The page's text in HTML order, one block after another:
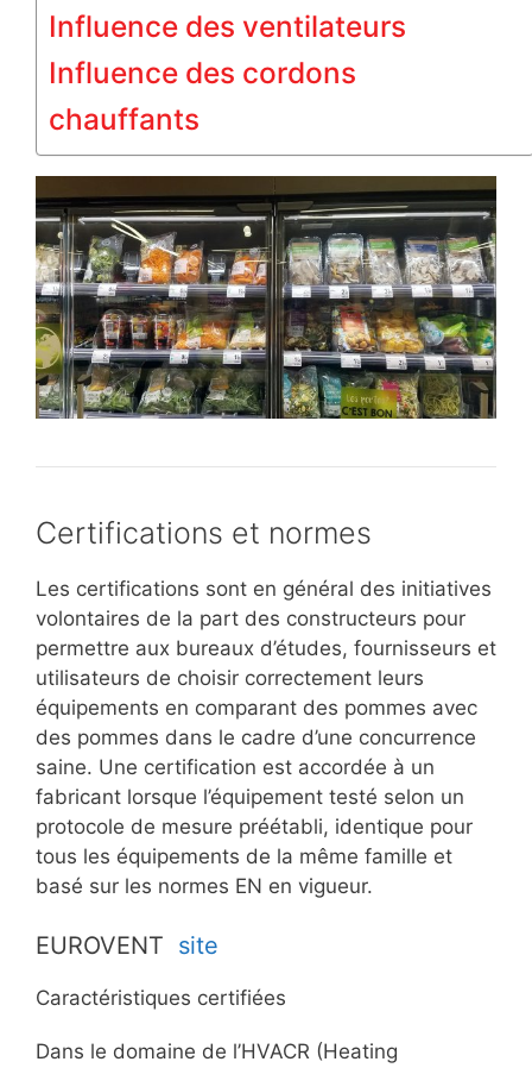
Influence des ventilateurs
Influence des cordons
chauffants
Certifications et normes
Les certifications sont en général des initiatives
volontaires de la part des constructeurs pour
permettre aux bureaux d’études, fournisseurs et
utilisateurs de choisir correctement leurs
équipements en comparant des pommes avec
des pommes dans le cadre d’une concurrence
saine. Une certification est accordée à un
fabricant lorsque l’équipement testé selon un
protocole de mesure préétabli, identique pour
tous les équipements de la même famille et
basé sur les normes EN en vigueur.
EUROVENT site
Caractéristiques certifiées
Dans le domaine de l’HVACR (Heating